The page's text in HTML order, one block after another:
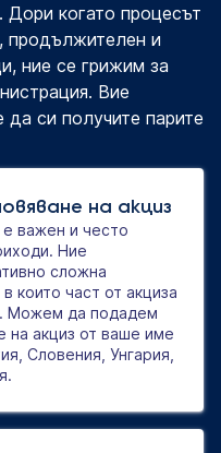
когато процесът
продължителен и
ние се грижим за
Вие
да си получите парите
на акциз
е важен и често
Ние
сложна
които част от акциза
Можем да подадем
на акциз от ваше име
Словения, Унгария,